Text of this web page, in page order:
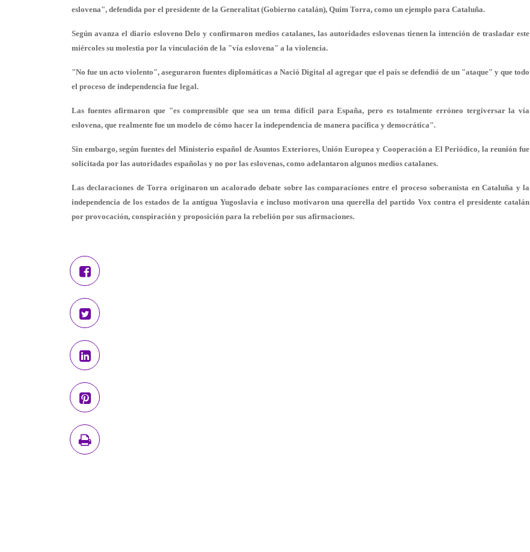
eslovena", defendida por el presidente de la Generalitat (Gobierno catalán), Quim Torra, como un ejemplo para Cataluña.
Según avanza el diario esloveno Delo y confirmaron medios catalanes, las autoridades eslovenas tienen la intención de trasladar este
miércoles su molestia por la vinculación de la "vía eslovena" a la violencia.
"No fue un acto violento", aseguraron fuentes diplomáticas a Nació Digital al agregar que el país se defendió de un "ataque" y que todo
el proceso de independencia fue legal.
Las fuentes afirmaron que "es comprensible que sea un tema difícil para España, pero es totalmente erróneo tergiversar la vía
eslovena, que realmente fue un modelo de cómo hacer la independencia de manera pacífica y democrática".
Sin embargo, según fuentes del Ministerio español de Asuntos Exteriores, Unión Europea y Cooperación a El Periódico, la reunión fue
solicitada por las autoridades españolas y no por las eslovenas, como adelantaron algunos medios catalanes.
Las declaraciones de Torra originaron un acalorado debate sobre las comparaciones entre el proceso soberanista en Cataluña y la
independencia de los estados de la antigua Yugoslavia e incluso motivaron una querella del partido Vox contra el presidente catalán
por provocación, conspiración y proposición para la rebelión por sus afirmaciones.